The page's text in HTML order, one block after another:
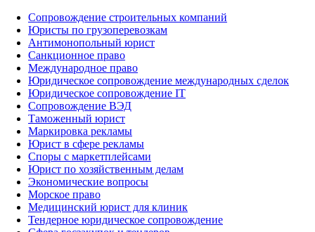
Сопровождение строительных компаний
Юристы по грузоперевозкам
Антимонопольный юрист
Санкционное право
Международное право
Юридическое сопровождение международных сделок
Юридическое сопровождение IT
Сопровождение ВЭД
Таможенный юрист
Маркировка рекламы
Юрист в сфере рекламы
Споры с маркетплейсами
Юрист по хозяйственным делам
Экономические вопросы
Морское право
Медицинский юрист для клиник
Тендерное юридическое сопровождение